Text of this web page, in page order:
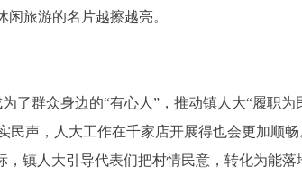
旅游的名片越擦越亮。
群众身边的“有心人”，推动镇人大“履职为
，人大工作在千家店开展得也会更加顺畅
人大引导代表们把村情民意，转化为能落